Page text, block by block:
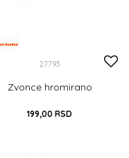
27793
Zvonce hromirano
199,00 RSD